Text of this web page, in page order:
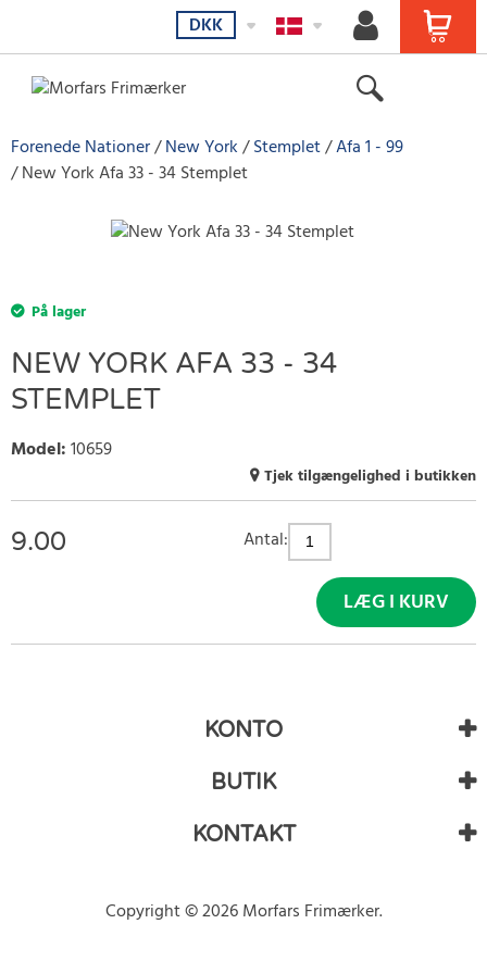
DKK
Forenede Nationer New York Stemplet Afa 1 - 99
New York Afa 33 - 34 Stemplet
På lager
NEW YORK AFA 33 - 34
STEMPLET
Model:10659
Tjek tilgængelighed i butikken
9.00 Antal:
LÆG I KURV
KONTO
BUTIK
KONTAKT
Copyright © 2026 Morfars Frimærker.